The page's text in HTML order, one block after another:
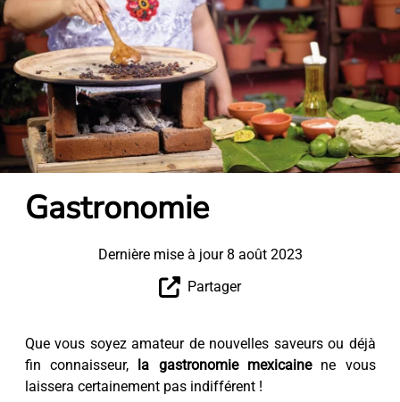
Gastronomie
Dernière mise à jour 8 août 2023
Partager
Que vous soyez amateur de nouvelles saveurs ou déjà
fin connaisseur,
la gastronomie mexicainene vous
laissera certainement pas indifférent !